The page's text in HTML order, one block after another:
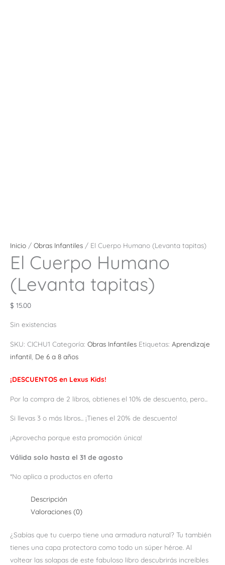
Inicio / Obras Infantiles / El Cuerpo Humano (Levanta tapitas)
El Cuerpo Humano
(Levanta tapitas)
$ 15.00
Sin existencias
SKU: CICHU1 Categoría: Obras Infantiles Etiquetas: Aprendizaje
infantil De 6 a 8 años
¡DESCUENTOS en Lexus Kids!
Por la compra de 2 libros, obtienes el 10% de descuento, pero...
Si llevas 3 o más libros... ¡Tienes el 20% de descuento!
¡Aprovecha porque esta promoción única!
Válida solo hasta el 31 de agosto
*No aplica a productos en oferta
Descripción
Valoraciones (0)
¿Sabías que tu cuerpo tiene una armadura natural? Tu también
tienes una capa protectora como todo un súper héroe. Al
voltear las solapas de este fabuloso libro descubrirás increíbles